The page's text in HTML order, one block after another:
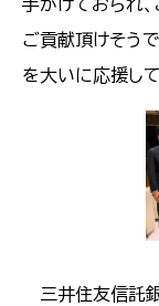
手がけておられ
ご貢献頂けそう
を大いに応援し
三井住友信託